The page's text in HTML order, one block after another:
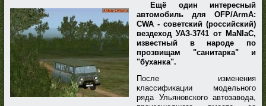
Ещё один интересный
автомобиль для OFP/ArmA:
CWA - советский (российский)
вездеход УАЗ-3741 от MaNIaC,
известный в народе по
прозвищам "санитарка" и
"буханка".
После изменения
классификации модельного
ряда Ульяновского автозавода,